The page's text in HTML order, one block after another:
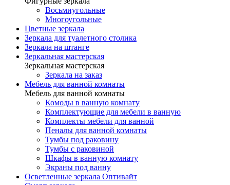
Восьмиугольные
Многоугольные
Цветные зеркала
Зеркала для туалетного столика
Зеркала на штанге
Зеркальная мастерская
Зеркальная мастерская
Зеркала на заказ
Мебель для ванной комнаты
Мебель для ванной комнаты
Комоды в ванную комнату
Комплектующие для мебели в ванную
Комплекты мебели для ванной
Пеналы для ванной комнаты
Тумбы под раковину
Тумбы с раковиной
Шкафы в ванную комнату
Экраны под ванну
Осветленные зеркала Оптивайт